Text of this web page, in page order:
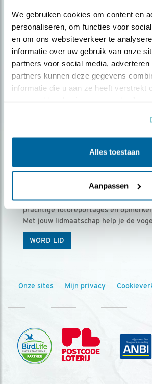
We gebruiken cookies om content en
personaliseren, om functies voor
en om ons websiteverkeer te
informatie over uw gebruik van onze
partners voor social media,
partners kunnen deze gegevens
informatie die u aan ze heeft verstrekt
Alles toestaan
Aanpassen
Ontvang 5 x Vogels voor €
Vogels is het tijdschrift voor onze
prachtige fotoreportages en
Met jouw lidmaatschap help je de
WORD LID
Onze sites Mijn privacy